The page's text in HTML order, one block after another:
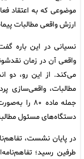
موضوعی که به
ارزش واقعی مطالبات
نسیانی در این باره
واقعی آن در زمان
می‌کند. از این رو، دو
مطالبات، واقعی‌سازی
جمله ماده
دستگاه‌های مسئول
در پایان نشست،
طرفین رسید؛